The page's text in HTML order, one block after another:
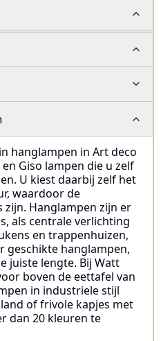
hanglampen in Art deco
Giso lampen die u zelf
U kiest daarbij zelf het
waardoor de
Hanglampen zijn er
als centrale verlichting
en trappenhuizen,
geschikte hanglampen,
juiste lengte. Bij Watt
boven de eettafel van
in industriele stijl
of frivole kapjes met
dan 20 kleuren te